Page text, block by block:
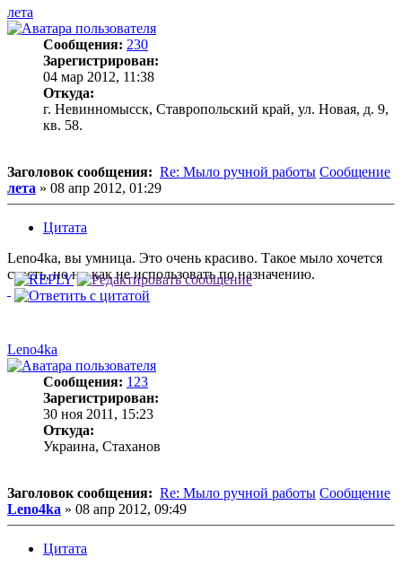
лета
Сообщения: 230
Зарегистрирован:
04 мар 2012, 11:38
Откуда:
г. Невинномысск, Ставропольский край, ул. Новая, д. 9,
кв. 58.
Заголовок сообщения: Re: Мыло ручной работы Сообщение
лета » 08 апр 2012, 01:29
Цитата
Leno4ka, вы умница. Это очень красиво. Такое мыло хочется
съесть, но ни как не использовать по назначению.
Leno4ka
Сообщения: 123
Зарегистрирован:
30 ноя 2011, 15:23
Откуда:
Украина, Стаханов
Заголовок сообщения: Re: Мыло ручной работы Сообщение
Leno4ka » 08 апр 2012, 09:49
Цитата